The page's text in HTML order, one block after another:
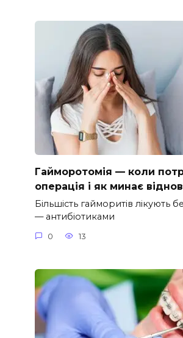
Гайморотомія — коли
операція і як минає
Більшість гайморитів лікують
— антибіотиками
0 13